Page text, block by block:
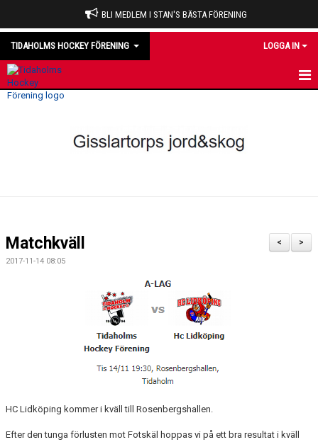
BLI MEDLEM I STAN'S BÄSTA FÖRENING
TIDAHOLMS HOCKEY FÖRENING LOGGA IN
MATCHER
THF UNGDOMSPOLICY - RÖDA TRÅD
PROFILKLÄDER
BILDGALLERI
>
<
Matchkväll
2017-11-14 08:05
HC Lidköping kommer i kväll till Rosenbergshallen.
Efter den tunga förlusten mot Fotskäl hoppas vi på ett bra resultat i kväll